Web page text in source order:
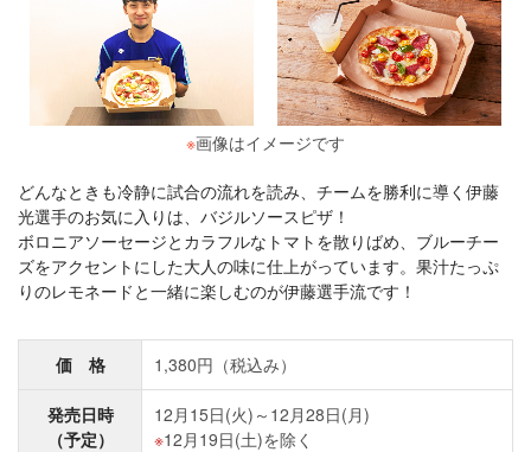
※画像はイメージです
どんなときも冷静に試合の流れを読み、チームを勝利に導く伊藤
光選手のお気に入りは、バジルソースピザ！
ボロニアソーセージとカラフルなトマトを散りばめ、ブルーチー
ズをアクセントにした大人の味に仕上がっています。果汁たっぷ
りのレモネードと一緒に楽しむのが伊藤選手流です！
価 格 1,380円（税込み）
発売日時
（予定）
12月15日(火)～12月28日(月)
12月19日(土)を除く